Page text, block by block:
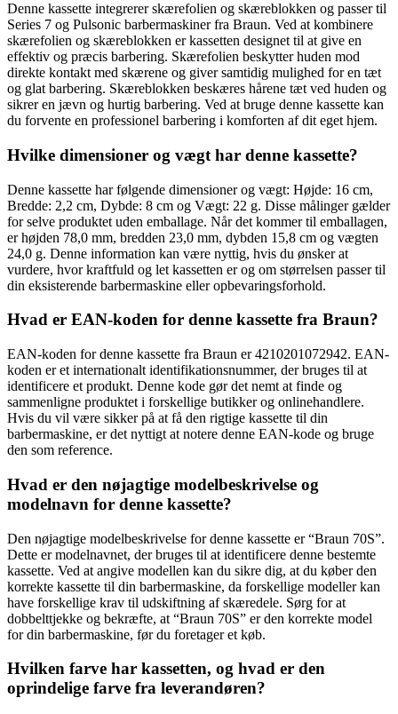
Denne kassette integrerer skærefolien og skæreblokken og passer til
Series 7 og Pulsonic barbermaskiner fra Braun. Ved at kombinere
skærefolien og skæreblokken er kassetten designet til at give en
effektiv og præcis barbering. Skærefolien beskytter huden mod
direkte kontakt med skærene og giver samtidig mulighed for en tæt
og glat barbering. Skæreblokken beskæres hårene tæt ved huden og
sikrer en jævn og hurtig barbering. Ved at bruge denne kassette kan
du forvente en professionel barbering i komforten af dit eget hjem.
Hvilke dimensioner og vægt har denne kassette?
Denne kassette har følgende dimensioner og vægt: Højde: 16 cm,
Bredde: 2,2 cm, Dybde: 8 cm og Vægt: 22 g. Disse målinger gælder
for selve produktet uden emballage. Når det kommer til emballagen,
er højden 78,0 mm, bredden 23,0 mm, dybden 15,8 cm og vægten
24,0 g. Denne information kan være nyttig, hvis du ønsker at
vurdere, hvor kraftfuld og let kassetten er og om størrelsen passer til
din eksisterende barbermaskine eller opbevaringsforhold.
Hvad er EAN-koden for denne kassette fra Braun?
EAN-koden for denne kassette fra Braun er 4210201072942. EAN-
koden er et internationalt identifikationsnummer, der bruges til at
identificere et produkt. Denne kode gør det nemt at finde og
sammenligne produktet i forskellige butikker og onlinehandlere.
Hvis du vil være sikker på at få den rigtige kassette til din
barbermaskine, er det nyttigt at notere denne EAN-kode og bruge
den som reference.
Hvad er den nøjagtige modelbeskrivelse og
modelnavn for denne kassette?
Den nøjagtige modelbeskrivelse for denne kassette er “Braun 70S”.
Dette er modelnavnet, der bruges til at identificere denne bestemte
kassette. Ved at angive modellen kan du sikre dig, at du køber den
korrekte kassette til din barbermaskine, da forskellige modeller kan
have forskellige krav til udskiftning af skæredele. Sørg for at
dobbelttjekke og bekræfte, at “Braun 70S” er den korrekte model
for din barbermaskine, før du foretager et køb.
Hvilken farve har kassetten, og hvad er den
oprindelige farve fra leverandøren?